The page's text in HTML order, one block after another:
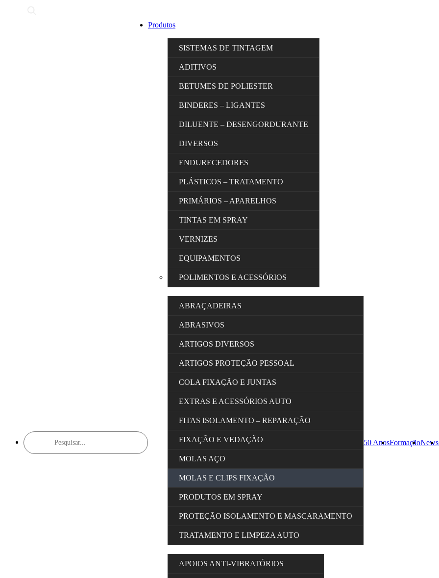
Products
search
Produtos
SISTEMAS DE TINTAGEM
ADITIVOS
BETUMES DE POLIESTER
BINDERES – LIGANTES
DILUENTE – DESENGORDURANTE
DIVERSOS
ENDURECEDORES
PLÁSTICOS – TRATAMENTO
PRIMÁRIOS – APARELHOS
TINTAS EM SPRAY
VERNIZES
EQUIPAMENTOS
POLIMENTOS E ACESSÓRIOS
ABRAÇADEIRAS
ABRASIVOS
ARTIGOS DIVERSOS
ARTIGOS PROTEÇÃO PESSOAL
COLA FIXAÇÃO E JUNTAS
EXTRAS E ACESSÓRIOS AUTO
FITAS ISOLAMENTO – REPARAÇÃO
FIXAÇÃO E VEDAÇÃO
MOLAS AÇO
MOLAS E CLIPS FIXAÇÃO
PRODUTOS EM SPRAY
PROTEÇÃO ISOLAMENTO E MASCARAMENTO
TRATAMENTO E LIMPEZA AUTO
APOIOS ANTI-VIBRATÓRIOS
50 AnosFormaçãoNews